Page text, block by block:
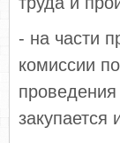
- на части
комиссии
закупается